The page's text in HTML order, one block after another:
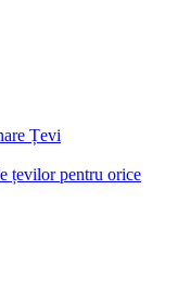
Țevi
țevilor pentru orice